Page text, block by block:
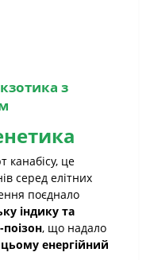
з
канабісу, це
серед елітних
поєднало
індику та
, що надало
енергійний